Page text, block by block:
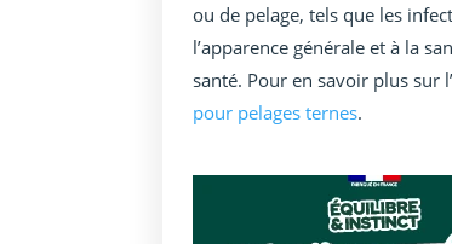
ou de pelage, tels que les
l’apparence générale et à la
santé. Pour en savoir plus sur
pour pelages ternes.